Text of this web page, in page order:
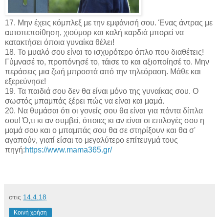
17. Μην έχεις κόμπλεξ με την εμφάνισή σου. Ένας άντρας με
αυτοπεποίθηση, χιούμορ και καλή καρδιά μπορεί να
κατακτήσει όποια γυναίκα θέλει!
18. Το μυαλό σου είναι το ισχυρότερο όπλο που διαθέτεις!
Γύμνασέ το, προπόνησέ το, τάισε το και αξιοποίησέ το. Μην
περάσεις μια ζωή μπροστά από την τηλεόραση. Μάθε και
εξερεύνησε!
19. Τα παιδιά σου δεν θα είναι μόνο της γυναίκας σου. Ο
σωστός μπαμπάς ξέρει πώς να είναι και μαμά.
20. Να θυμάσαι ότι οι γονείς σου θα είναι για πάντα δίπλα
σου! Ό,τι κι αν συμβεί, όποιες κι αν είναι οι επιλογές σου η
μαμά σου και ο μπαμπάς σου θα σε στηρίξουν και θα σ'
αγαπούν, γιατί είσαι το μεγαλύτερο επίτευγμά τους
πηγή:https://www.mama365.gr/
στις 14.4.18
Κοινή χρήση